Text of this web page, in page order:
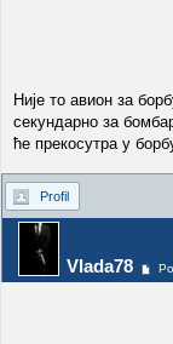
Није то авион за
секундарно за
ће прекосутра у
Profil
Vlada78